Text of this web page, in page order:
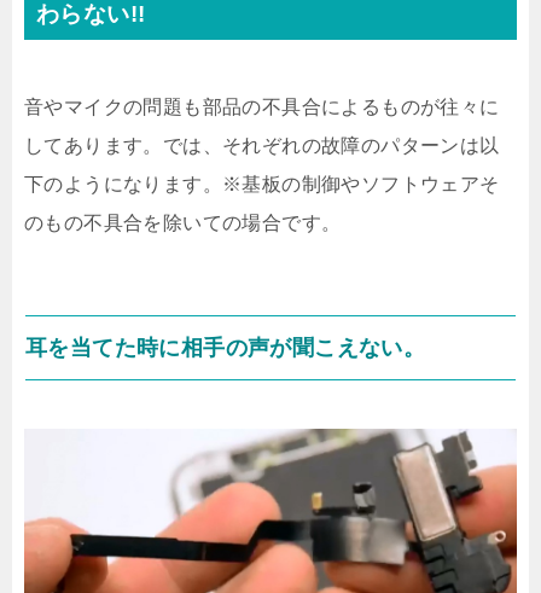
わらない!!
音やマイクの問題も部品の不具合によるものが往々に
してあります。では、それぞれの故障のパターンは以
下のようになります。※基板の制御やソフトウェアそ
のもの不具合を除いての場合です。
耳を当てた時に相手の声が聞こえない。